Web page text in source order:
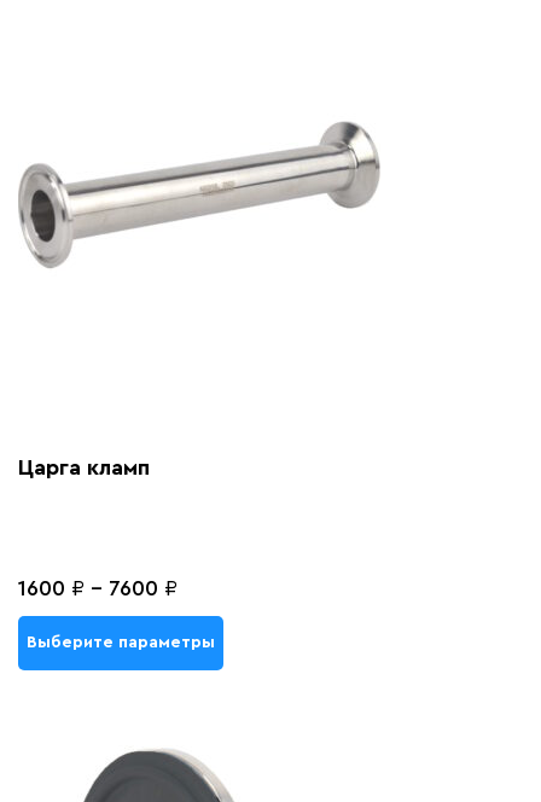
Царга кламп
1600 ₽ - 7600 ₽
Выберите параметры